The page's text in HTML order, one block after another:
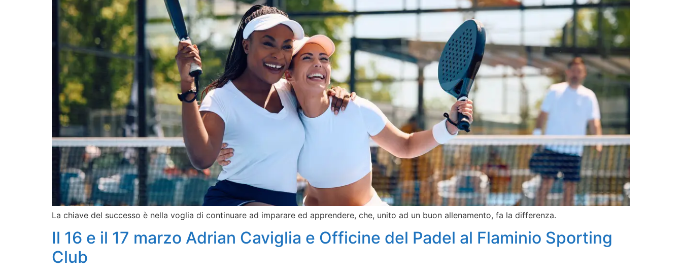
La chiave del successo è nella voglia di continuare ad imparare ed apprendere, che, unito ad un buon allenamento, fa la differenza.
Il 16 e il 17 marzo Adrian Caviglia e Officine del Padel al Flaminio Sporting
Club